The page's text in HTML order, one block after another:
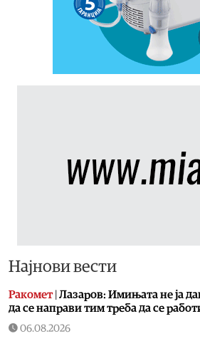
Најнови вести
Ракомет| Лазаров: Имињата не ја
да се направи тим треба да се
06.08.2026